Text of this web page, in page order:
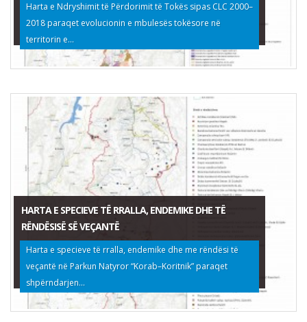
Harta e Ndryshimit të Përdorimit të Tokës sipas CLC 2000–
2018 paraqet evolucionin e mbulesës tokësore në
territorin e...
HARTA E SPECIEVE TË RRALLA, ENDEMIKE DHE TË
RËNDËSISË SË VEÇANTË
Harta e specieve të rralla, endemike dhe me rëndësi të
veçantë në Parkun Natyror “Korab–Koritnik” paraqet
shpërndarjen...